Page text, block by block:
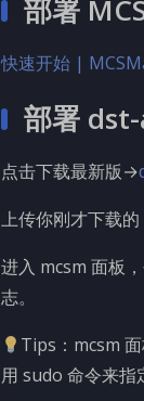
部署
快速开始 |
部署
点击下载最新版→
上传你刚才下载
进入 mcsm 面板
志。
Tips：mcsm
用 sudo 命令来指